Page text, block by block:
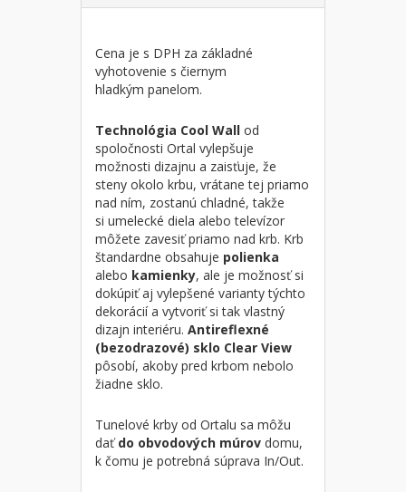
Cena je s DPH za základné
vyhotovenie s čiernym
hladkým panelom.
Technológia Cool Wall od
spoločnosti Ortal vylepšuje
možnosti dizajnu a zaisťuje, že
steny okolo krbu, vrátane tej priamo
nad ním, zostanú chladné, takže
si umelecké diela alebo televízor
môžete zavesiť priamo nad krb. Krb
štandardne obsahuje polienka
alebo kamienky, ale je možnosť si
dokúpiť aj vylepšené varianty týchto
dekorácií a vytvoriť si tak vlastný
dizajn interiéru. Antireflexné
(bezodrazové) sklo Clear View
pôsobí, akoby pred krbom nebolo
žiadne sklo.
Tunelové krby od Ortalu sa môžu
daťdo obvodových múrov domu,
k čomu je potrebná súprava In/Out.